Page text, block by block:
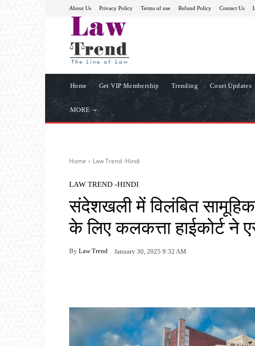
About Us Privacy Policy Terms of use Refund Policy Contact Us
Home Get VIP Membership Trending Court Updates
MORE
Home Law Trend -Hindi
LAW TREND -HINDI
संदेशखली में विलंबित
के लिए कलकत्ता हाईकोर्ट ने
By Law Trend January 30, 2025 9:32 AM